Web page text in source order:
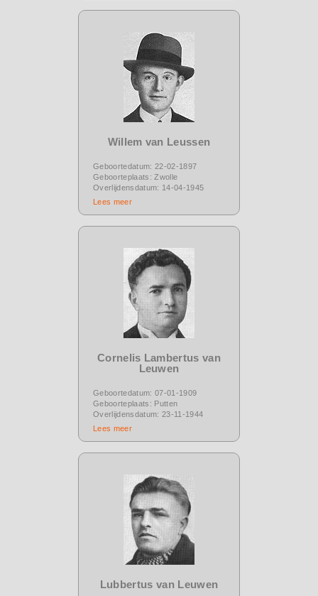
Willem van Leussen
Geboortedatum: 22-02-1897
Geboorteplaats: Zwolle
Overlijdensdatum: 14-04-1945
Lees meer
Cornelis Lambertus van
Leuwen
Geboortedatum: 07-01-1909
Geboorteplaats: Putten
Overlijdensdatum: 23-11-1944
Lees meer
Lubbertus van Leuwen